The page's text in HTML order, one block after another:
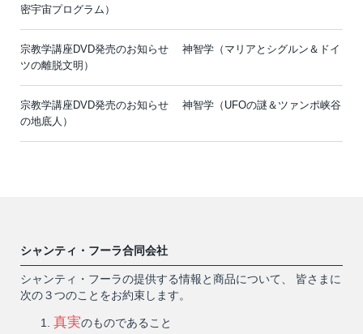
密宇宙プログラム）
宗教学講座DVD発売のお知らせ 神智学（マリアとシグルン＆ドイ
ツの離脱文明）
宗教学講座DVD発売のお知らせ 神智学（UFOの謎＆ツァンポ峡谷
の地底人）
シャンティ・フーラ合同会社
シャンティ・フーラの提供する情報と商品について、 皆さまに
次の３つのことをお約束します。
真実のものであること